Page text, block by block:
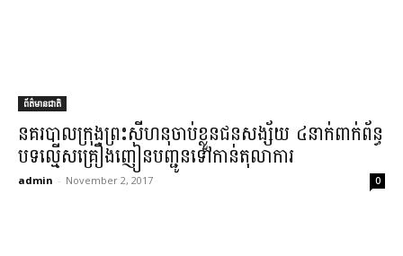
ព័ត៌មានជាតិ
នគរបាល​ក្រុងព្រះសីហនុ​ចាប់ខ្លួន​ជនសង្ស័យ ៤​នាក់​ពាក់ព័ន្ធ​
បទល្មើស​គ្រឿងញៀន​បញ្ជូន​ទៅកាន់​តុលាការ​
admin - November 2, 2017 0